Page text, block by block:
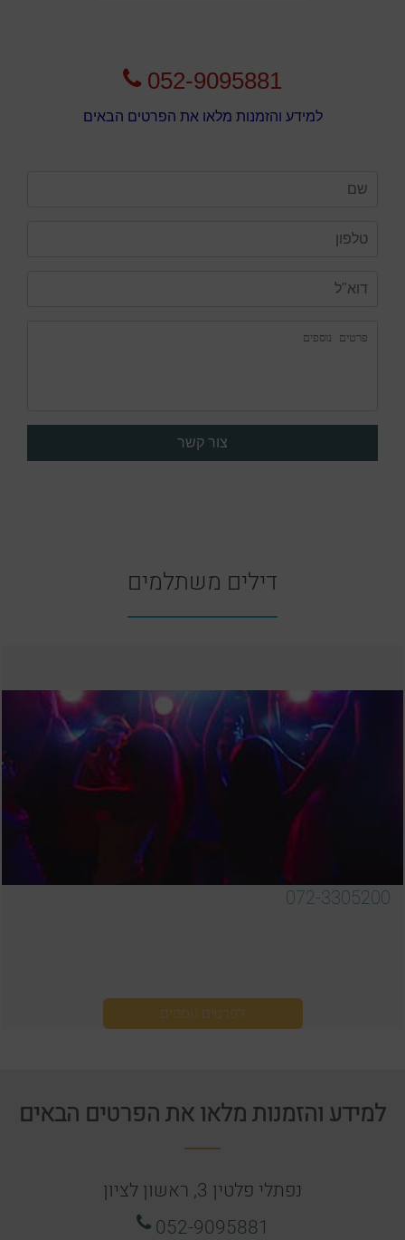
052-9095881
למידע והזמנות מלאו את הפרטים הבאים
דילים משתלמים
072-3305200
לפרטים נוספים
למידע והזמנות מלאו את הפרטים הבאים
נפתלי פלטין 3, ראשון לציון
052-9095881